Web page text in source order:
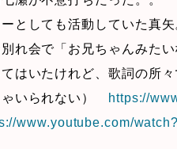
としても活動していた真
れ会で「お兄ちゃんみた
はいたけれど、歌詞の所
ゃいられない）
https://
www.youtube.com/